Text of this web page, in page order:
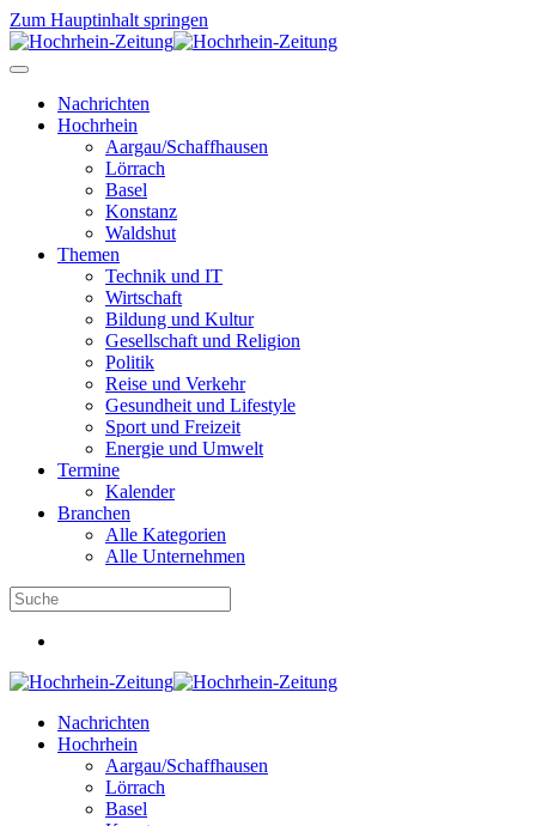
Zum Hauptinhalt springen
Nachrichten
Hochrhein
Aargau/Schaffhausen
Lörrach
Basel
Konstanz
Waldshut
Themen
Technik und IT
Wirtschaft
Bildung und Kultur
Gesellschaft und Religion
Politik
Reise und Verkehr
Gesundheit und Lifestyle
Sport und Freizeit
Energie und Umwelt
Termine
Kalender
Branchen
Alle Kategorien
Alle Unternehmen
Nachrichten
Hochrhein
Aargau/Schaffhausen
Lörrach
Basel